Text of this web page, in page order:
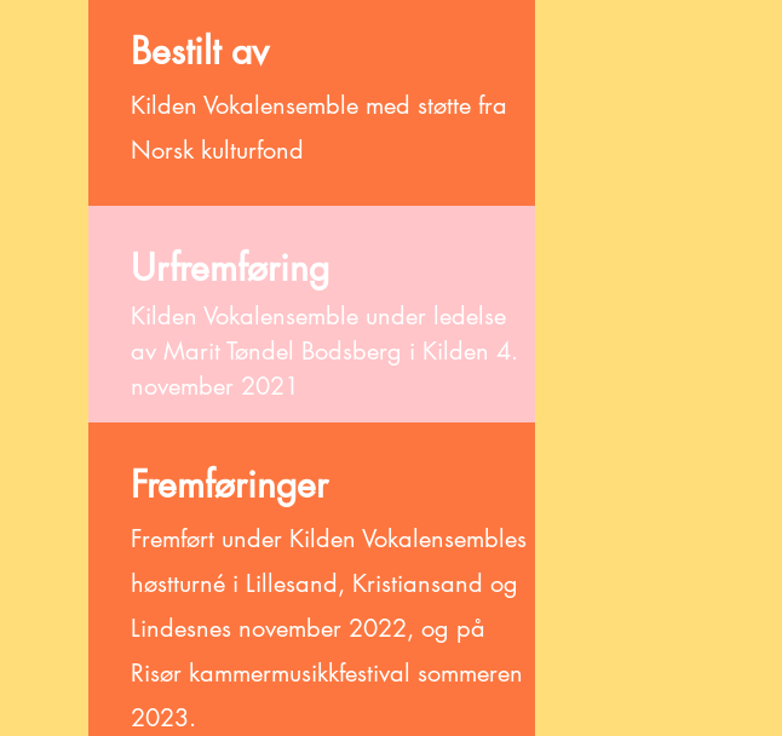
Bestilt av
Kilden Vokalensemble med støtte fra
Norsk kulturfond
Urfremføring
Kilden Vokalensemble under ledelse
av Marit Tøndel Bodsberg i Kilden 4.
november 2021
Fremføringer
Fremført under Kilden Vokalensembles
høstturné i Lillesand, Kristiansand og
Lindesnes november 2022, og på
Risør kammermusikkfestival sommeren
2023.